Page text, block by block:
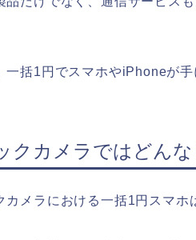
一括1円でスマホやiPhoneが手
クカメラではどん
カメラにおける一括1円スマホ